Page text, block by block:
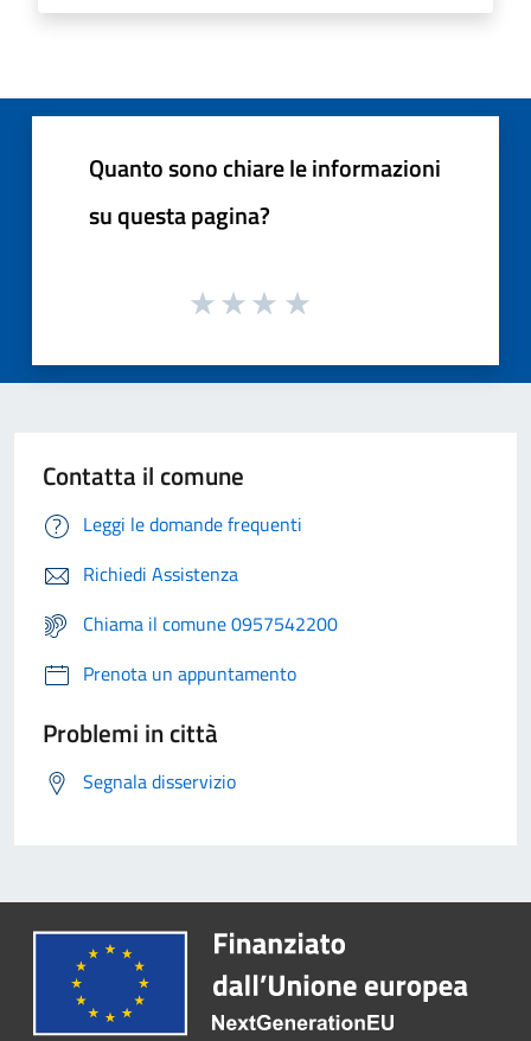
Quanto sono chiare le informazioni
su questa pagina?
Contatta il comune
Leggi le domande frequenti
Richiedi Assistenza
Chiama il comune 0957542200
Prenota un appuntamento
Problemi in città
Segnala disservizio